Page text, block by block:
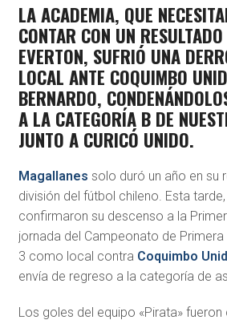
LA ACADEMIA, QUE
CONTAR CON UN
EVERTON, SUFRIÓ UNA
LOCAL ANTE COQUIMBO
BERNARDO,
A LA CATEGORÍA B DE
JUNTO A CURICÓ UNIDO.
Magallanes solo duró un año en su
división del fútbol chileno. Esta
confirmaron su descenso a la
jornada del Campeonato de Primera
3 como local contra Coquimbo
envía de regreso a la categoría de
Los goles del equipo «Pirata»